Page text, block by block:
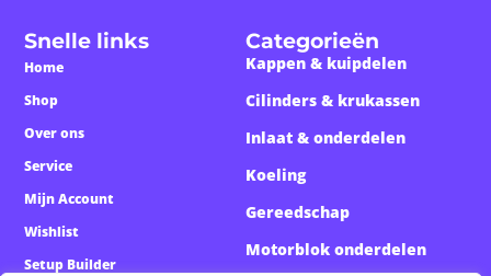
Snelle links
Home
Shop
Over ons
Service
Mijn Account
Wishlist
Setup Builder
Categorieën
Kappen & kuipdelen
Cilinders & krukassen
Inlaat & onderdelen
Koeling
Gereedschap
Motorblok onderdelen